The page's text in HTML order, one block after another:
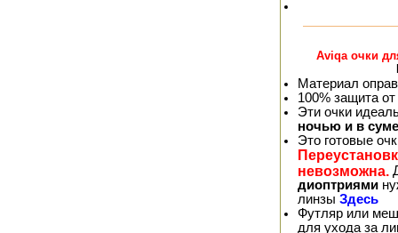
Aviqa очки
Материал
100% защита
Эти очки
ночью и в
Это готовые
невозможна.
диоптриями
линзы Здесь
Футляр или
для ухода за